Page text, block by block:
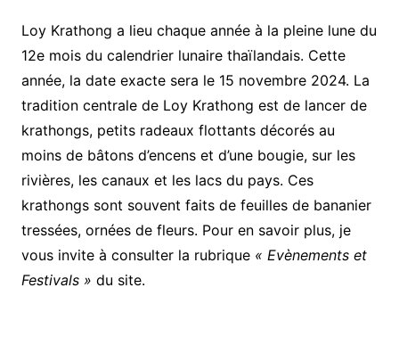
Loy Krathong a lieu chaque année à la pleine lune du
12e mois du calendrier lunaire thaïlandais. Cette
année, la date exacte sera le 15 novembre 2024. La
tradition centrale de Loy Krathong est de lancer de
krathongs, petits radeaux flottants décorés au
moins de bâtons d’encens et d’une bougie, sur les
rivières, les canaux et les lacs du pays. Ces
krathongs sont souvent faits de feuilles de bananier
tressées, ornées de fleurs. Pour en savoir plus, je
vous invite à consulter la rubrique « Evènements et
Festivals » du site.